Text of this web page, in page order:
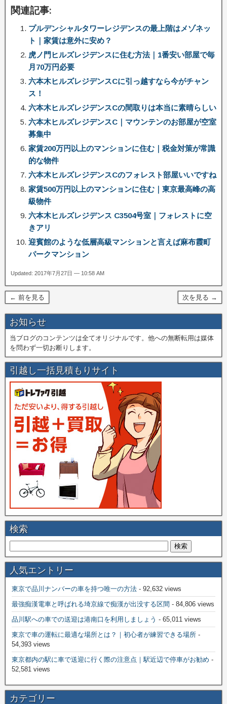
関連記事:
プルデンシャルタワーレジデンスの最上階はメゾネッ
ト｜家賃は意外に安め？
虎ノ門ヒルズレジデンスに住む方法｜1番安い部屋で毎
月70万円必要
六本木ヒルズレジデンスCに引っ越すなら今がチャン
ス！
六本木ヒルズレジデンスCの間取りは本当に素晴らしい
六本木ヒルズレジデンスC｜マウンテンのお部屋が空室
募集中
家賃200万円以上のマンションに住む｜税金対策が常識
的な物件
六本木ヒルズレジデンスCのフォレスト部屋いいですね
家賃500万円以上のマンションに住む｜東京最高峰の高
級物件
六本木ヒルズレジデンス C3504号室｜フォレストに空
きアリ
迎賓館のような低層高級マンションと言えば麻布霞町
パークマンション
Updated: 2017年7月27日 — 10:58 AM
← 前を見る 次を見る →
お知らせ
当ブログのコンテンツは全てオリジナルです。他への無断転用は媒体
を問わず一切お断りします。
引越し一括見積もりサイト
検索
人気エントリー
東京で品川ナンバーの車を持つ唯一の方法 - 92,632 views
最強痴漢電車と呼ばれる埼京線で痴漢が出没する区間 - 84,806 views
品川駅への車での送迎は港南口を利用しましょう - 65,011 views
東京で車の運転に最適な場所とは？｜初心者が練習できる場所 -
54,393 views
東京都内の駅に車で送迎に行く際の注意点｜駅近辺で停車がお勧め -
52,581 views
カテゴリー